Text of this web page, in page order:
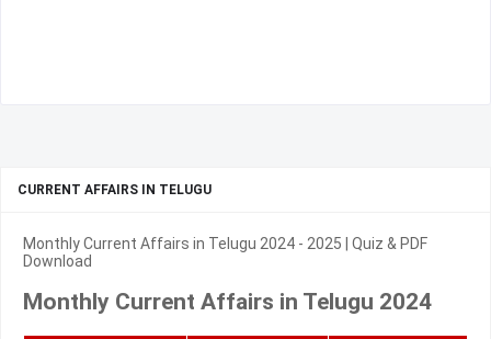
CURRENT AFFAIRS IN TELUGU
Monthly Current Affairs in Telugu 2024 - 2025 | Quiz & PDF
Download
Monthly Current Affairs in Telugu 2024